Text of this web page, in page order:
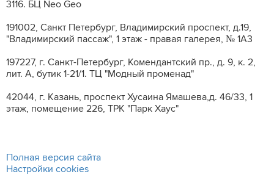
3116. БЦ Neo Geo
191002, Санкт Петербург, Владимирский проспект, д.19,
"Владимирский пассаж", 1 этаж - правая галерея, № 1А3
197227, г. Санкт-Петербург, Комендантский пр., д. 9, к. 2,
лит. A, бутик 1-21/1. ТЦ "Модный променад"
42044, г. Казань, проспект Хусаина Ямашева,д. 46/33, 1
этаж, помещение 226, ТРК "Парк Хаус"
Полная версия сайта
Настройки cookies